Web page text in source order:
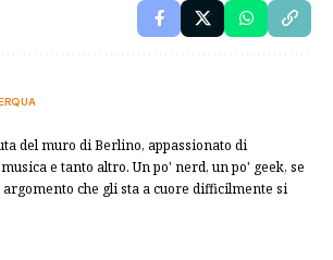
del muro di Berlino, appassionato di
e tanto altro. Un po' nerd, un po' geek, se
che gli sta a cuore difficilmente si